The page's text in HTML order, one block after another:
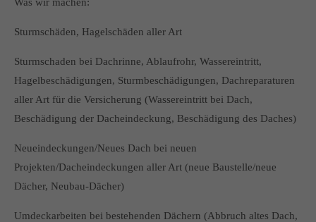
Sturmschäden, Hagelschäden aller Art
Sturmschaden bei Dachrinne, Ablaufrohr, Wassereintritt,
Hagelbeschädigungen, Sturmbeschädigungen, Dachreparaturen
aller Art für die Versicherung (Wassereintritt bei Dach,
Beschädigung der Dacheindeckung, Beschädigung des Daches)
Neueindeckungen/Neues Dach bei neuen
Projekten/Dacheindeckungen aller Art (neue Baustelle/neue
Dächer, Neubau-Dächer)
Umdeckarbeiten bei bestehenden Dächern (Abbruch altes Dach,